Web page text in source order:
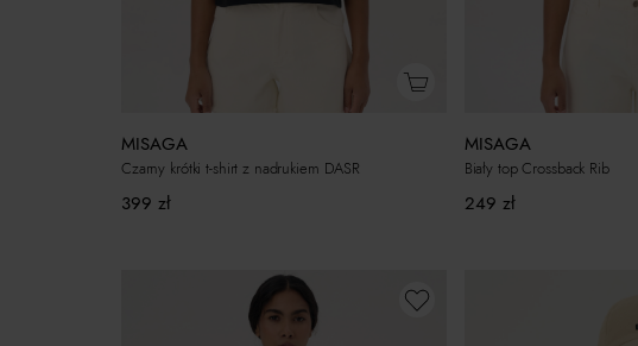
MISAGA
Czarny krótki t-shirt z nadrukiem DASR
399 zł
MISAGA
Biały top Crossback Rib
249 zł